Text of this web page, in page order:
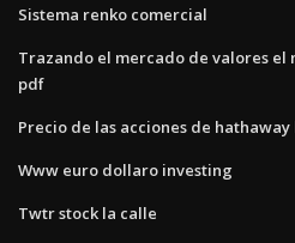
Sistema renko comercial
Trazando el mercado de valores el
pdf
Precio de las acciones de hathaway
Www euro dollaro investing
Twtr stock la calle